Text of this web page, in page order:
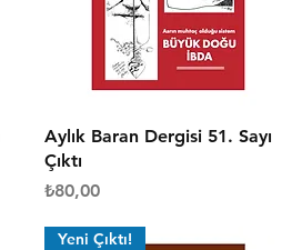
Hızlı Bakış
Aylık Baran Dergisi 51. Sayı
Çıktı
Fiyat
₺80,00
Yeni Çıktı!